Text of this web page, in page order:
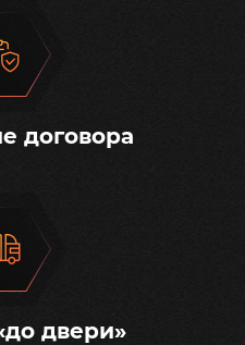
договора
двери»